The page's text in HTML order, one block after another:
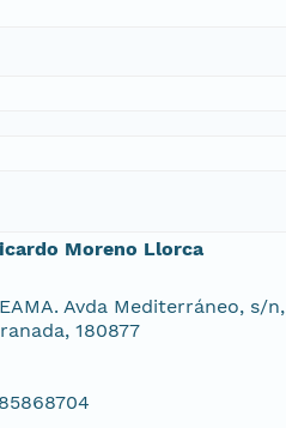
Moreno Llorca
Avda Mediterráneo, s/n,
180877